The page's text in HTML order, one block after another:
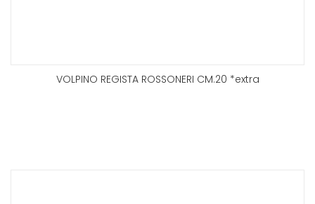
VOLPINO REGISTA ROSSONERI CM.20 *extra